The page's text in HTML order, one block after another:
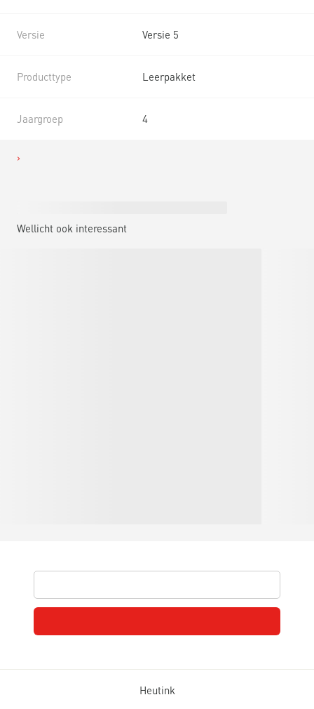
Versie Versie 5
Producttype Leerpakket
Jaargroep 4
Wellicht ook interessant
Heutink